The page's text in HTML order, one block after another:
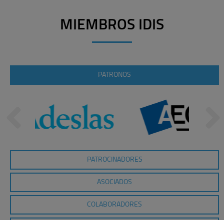
MIEMBROS IDIS
PATRONOS
PATROCINADORES
ASOCIADOS
COLABORADORES